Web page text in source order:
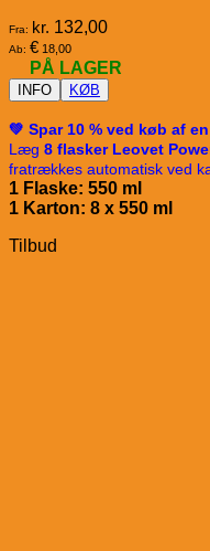
Fra: kr. 132,00
Ab: € 18,00
PÅ LAGER
INFO KØB
💚 Spar 10 % ved køb af
Læg 8 flasker Leovet
fratrækkes automatisk ved
1 Flaske: 550 ml
1 Karton: 8 x 550 ml
Tilbud